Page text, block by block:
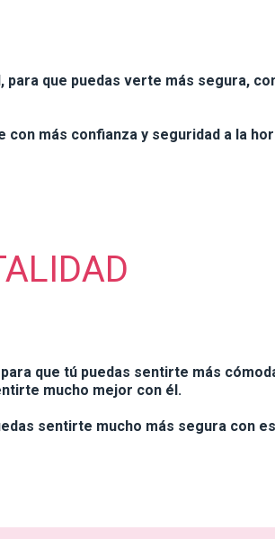
que puedas verte más segura,
más confianza y seguridad a la
que tú puedas sentirte más
mucho mejor con él.
sentirte mucho más segura con